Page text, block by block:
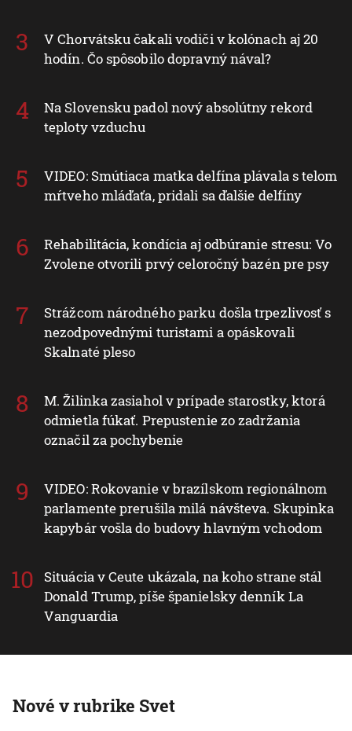
V Chorvátsku čakali vodiči v kolónach aj 20
hodín. Čo spôsobilo dopravný nával?
Na Slovensku padol nový absolútny rekord
teploty vzduchu
VIDEO: Smútiaca matka delfína plávala s telom
mŕtveho mláďaťa, pridali sa ďalšie delfíny
Rehabilitácia, kondícia aj odbúranie stresu: Vo
Zvolene otvorili prvý celoročný bazén pre psy
Strážcom národného parku došla trpezlivosť s
nezodpovednými turistami a opáskovali
Skalnaté pleso
M. Žilinka zasiahol v prípade starostky, ktorá
odmietla fúkať. Prepustenie zo zadržania
označil za pochybenie
VIDEO: Rokovanie v brazílskom regionálnom
parlamente prerušila milá návšteva. Skupinka
kapybár vošla do budovy hlavným vchodom
Situácia v Ceute ukázala, na koho strane stál
Donald Trump, píše španielsky denník La
Vanguardia
Nové v rubrike Svet